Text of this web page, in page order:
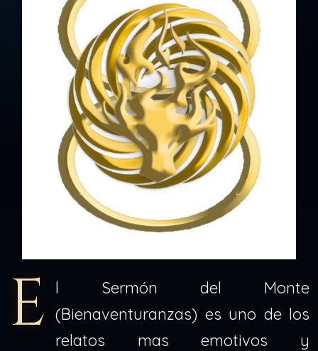
E
l Sermón del Monte
(Bienaventuranzas) es uno de los
relatos mas emotivos y